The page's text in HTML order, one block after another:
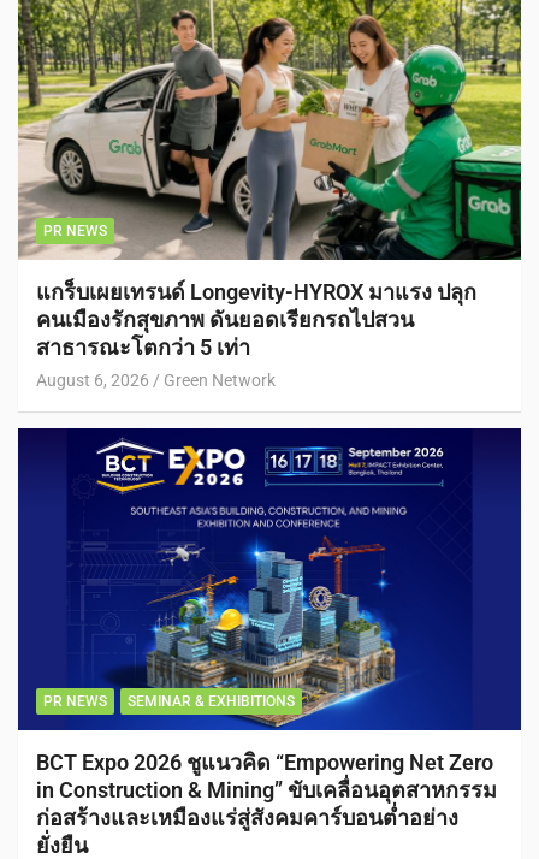
PR NEWS
แกร็บเผยเทรนด์ Longevity-HYROX มาแรง ปลุก
คนเมืองรักสุขภาพ ดันยอดเรียกรถไปสวน
สาธารณะโตกว่า 5 เท่า
August 6, 2026 Green Network
PR NEWS SEMINAR & EXHIBITIONS
BCT Expo 2026 ชูแนวคิด “Empowering Net Zero
in Construction & Mining” ขับเคลื่อนอุตสาหกรรม
ก่อสร้างและเหมืองแร่สู่สังคมคาร์บอนต่ำอย่าง
ยั่งยืน